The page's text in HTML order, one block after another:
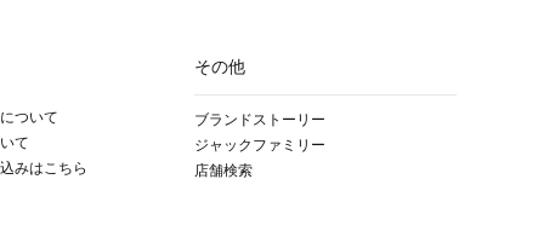
ついて
て
みはこちら
その他
ブランドストーリー
ジャックファミリー
店舗検索